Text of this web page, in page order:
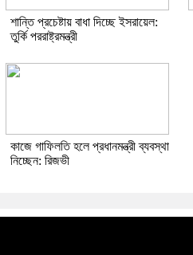
শান্তি প্রচেষ্টায় বাধা দিচ্ছে ইসরায়েল:
তুর্কি পররাষ্ট্রমন্ত্রী
কাজে গাফিলতি হলে প্রধানমন্ত্রী ব্যবস্থা
নিচ্ছেন: রিজভী